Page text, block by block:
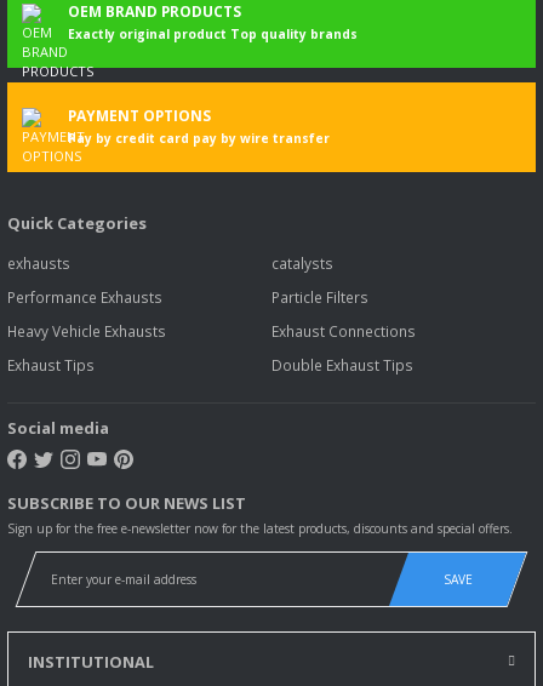
Ürün Arka Egzoz Kutusu Susturucusu
OEM BRAND PRODUCTS
Exactly original product Top quality brands
PAYMENT OPTIONS
Pay by credit card pay by wire transfer
Quick Categories
exhausts
catalysts
Performance Exhausts
Particle Filters
Heavy Vehicle Exhausts
Exhaust Connections
Exhaust Tips
Double Exhaust Tips
Social media
SUBSCRIBE TO OUR NEWS LIST
Sign up for the free e-newsletter now for the latest products, discounts and special offers.
SAVE
INSTITUTIONAL